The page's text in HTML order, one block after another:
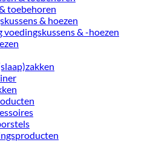
toebehoren
& hoezen
voedingskussens & -hoezen